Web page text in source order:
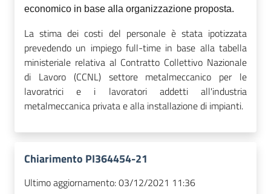
economico in base alla organizzazione proposta.
La stima dei costi del personale è stata ipotizzata
prevedendo un impiego full-time in base alla tabella
ministeriale relativa al Contratto Collettivo Nazionale
di Lavoro (CCNL) settore metalmeccanico per le
lavoratrici e i lavoratori addetti all'industria
metalmeccanica privata e alla installazione di impianti.
Chiarimento PI364454-21
Ultimo aggiornamento:03/12/2021 11:36